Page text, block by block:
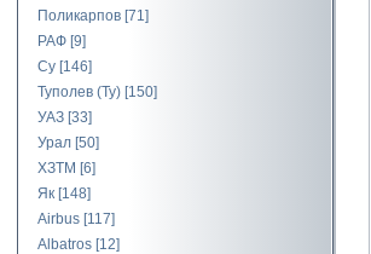
Поликарпов [71]
РАФ [9]
Су [146]
Туполев (Ту) [150]
УАЗ [33]
Урал [50]
ХЗТМ [6]
Як [148]
Airbus [117]
Albatros [12]